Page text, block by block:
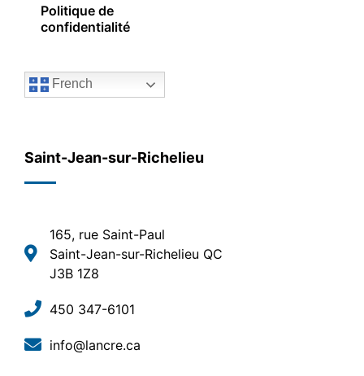
Politique de
confidentialité
French
Saint-Jean-sur-Richelieu
165, rue Saint-Paul
Saint-Jean-sur-Richelieu QC
J3B 1Z8
450 347-6101
info@lancre.ca